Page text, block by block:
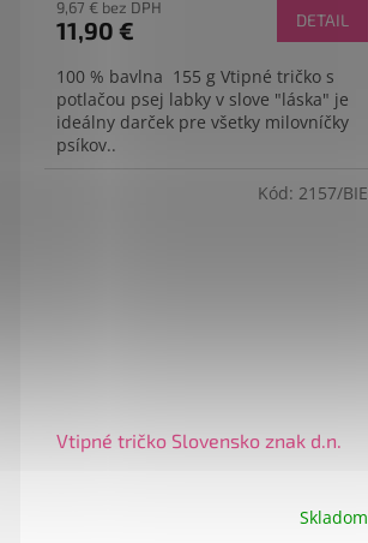
9,67 € bez DPH
11,90 € DETAIL
100 % bavlna 155 g Vtipné tričko s
potlačou psej labky v slove "láska" je
ideálny darček pre všetky milovníčky
psíkov..
Vtipné tričko Slovensko znak d.n.
Skladom
Kód: 2157/BIE